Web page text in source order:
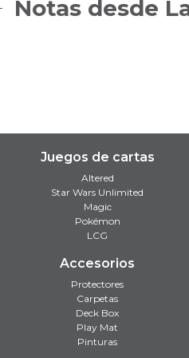
Notas desde
Juegos de cartas
Altered
Star Wars Unlimited
Magic
Pokémon
LCG
Accesorios
Protectores
Carpetas
Deck Box
Play Mat
Pinturas